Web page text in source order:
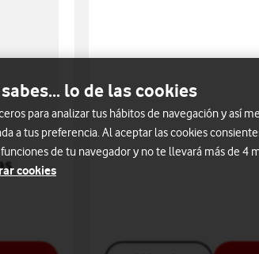
lo de las cookies
para analizar tus hábitos de navegación y así
a tus preferencia. Al aceptar las cookies
de tu navegador y no te llevará más de 4
cookies